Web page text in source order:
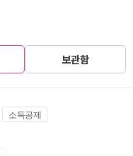
보관함
소득공제